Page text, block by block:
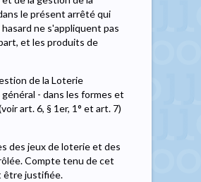
le présent arrêté qui
ne s'appliquent pas
et les produits de
de la Loterie
- dans les formes et
art. 6, § 1er, 1° et art. 7)
des jeux de loterie et des
Compte tenu de cet
être justifiée.